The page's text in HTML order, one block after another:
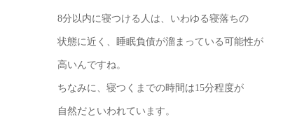
8分以内に寝つける人は、いわゆる寝落ちの
状態に近く、睡眠負債が溜まっている可能性が
高いんですね。
ちなみに、寝つくまでの時間は15分程度が
自然だといわれています。